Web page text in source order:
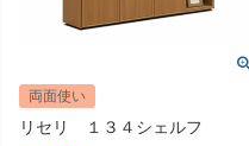
両面使い
リセリ １３４シェルフ